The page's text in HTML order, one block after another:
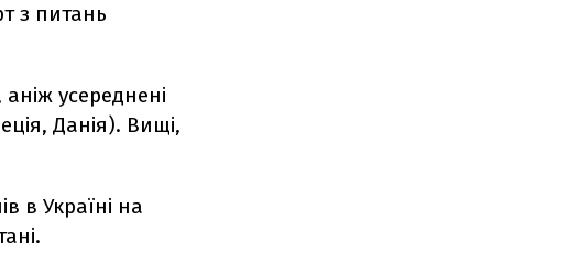
з питань
усереднені
Данія). Вищі,
в Україні на